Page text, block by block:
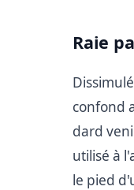
Raie
confond
dard
utilisé à
le pied